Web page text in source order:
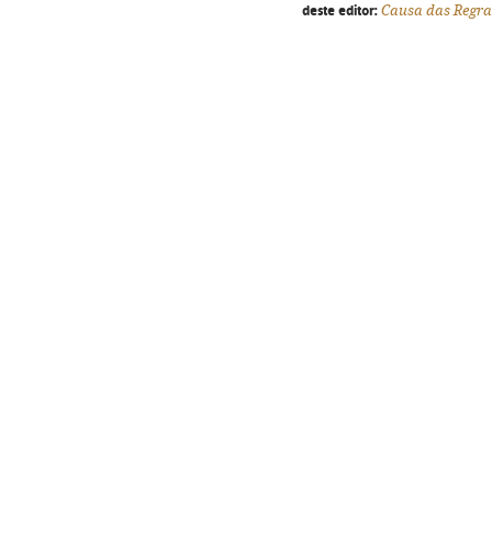
deste editor: Causa das